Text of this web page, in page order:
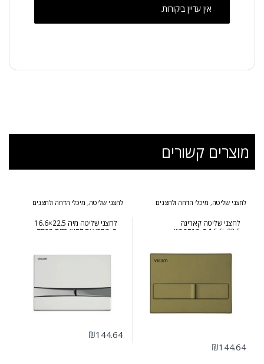
אין עדיין ביקורות.
מוצרים קשורים
לחצני שליטה, מיכלי הדחה ולחצנים
לחצני שליטה קארינה
22.5×16.6 ס״מ זהב מט
₪144.64
לחצני שליטה, מיכלי הדחה ולחצנים
לחצני שליטה מיה 22.5×16.6
ס״מ לבן עם לחצן כרום מבריק
₪144.64